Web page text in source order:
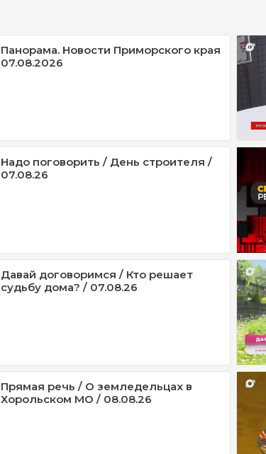
Панорама. Новости Приморского края
07.08.2026
Надо поговорить / День строителя /
07.08.26
Давай договоримся / Кто решает
судьбу дома? / 07.08.26
Прямая речь / О земледельцах в
Хорольском МО / 08.08.26